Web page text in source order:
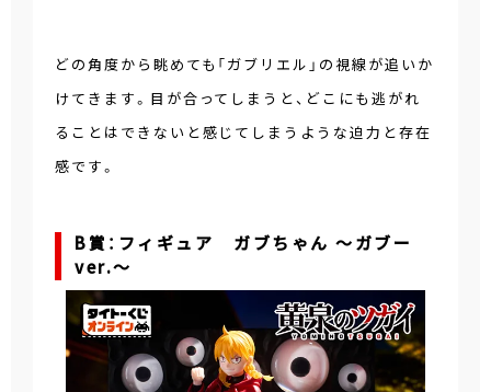
どの角度から眺めても「ガブリエル」の視線が追いか
けてきます。目が合ってしまうと、どこにも逃がれ
ることはできないと感じてしまうような迫力と存在
感です。
B賞：フィギュア ガブちゃん ～ガブー
ver.～